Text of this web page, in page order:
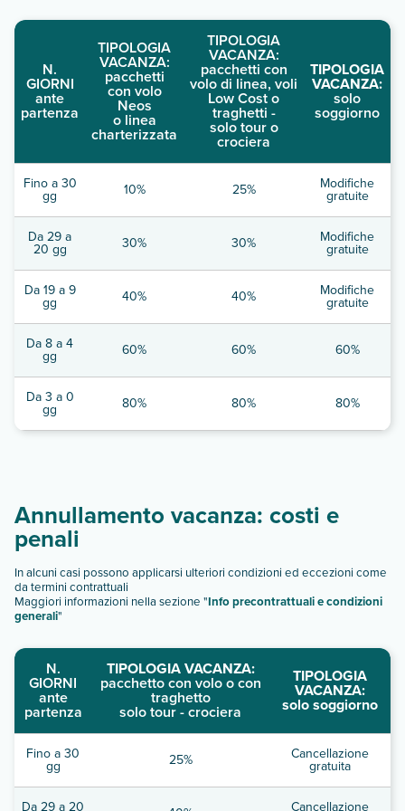
N.
GIORNI
ante
partenza
TIPOLOGIA
VACANZA:
pacchetti
con volo
Neos
o linea
charterizzata
TIPOLOGIA
VACANZA:
pacchetti con
volo di linea, voli
Low Cost o
traghetti -
solo tour o
crociera
TIPOLOGIA
VACANZA:
solo
soggiorno
Fino a 30
gg 10% 25% Modifiche
gratuite
Da 29 a
20 gg 30% 30% Modifiche
gratuite
Da 19 a 9
gg 40% 40% Modifiche
gratuite
Da 8 a 4
gg 60% 60% 60%
Da 3 a 0
gg 80% 80% 80%
Annullamento vacanza: costi e
penali
In alcuni casi possono applicarsi ulteriori condizioni ed eccezioni come
da termini contrattuali
Maggiori informazioni nella sezione "Info precontrattuali e condizioni
generali"
N.
GIORNI
ante
partenza
TIPOLOGIA VACANZA:
pacchetto con volo o con
traghetto
solo tour - crociera
TIPOLOGIA
VACANZA:
solo soggiorno
Fino a 30
gg 25% Cancellazione
gratuita
Da 29 a 20 Cancellazione